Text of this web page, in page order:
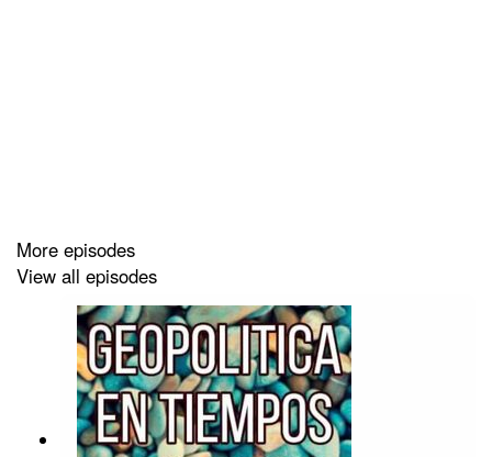
More episodes
View all episodes